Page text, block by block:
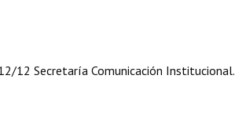
12 Secretaría Comunicación Institucional.